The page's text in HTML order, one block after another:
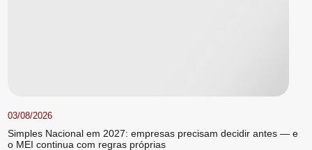
03/08/2026
Simples Nacional em 2027: empresas precisam decidir antes — e
o MEI continua com regras próprias